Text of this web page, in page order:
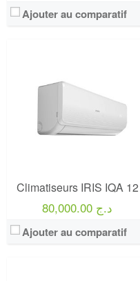
Ajouter au comparatif
Climatiseurs IRIS IQA 12
80,000.00 د.ج
Ajouter au comparatif